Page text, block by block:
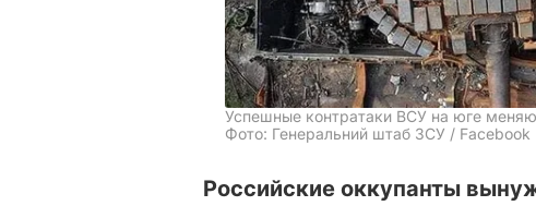
Успешные контратаки ВСУ на юге
Фото: Генеральний штаб ЗСУ / Facebook
Российские оккупанты